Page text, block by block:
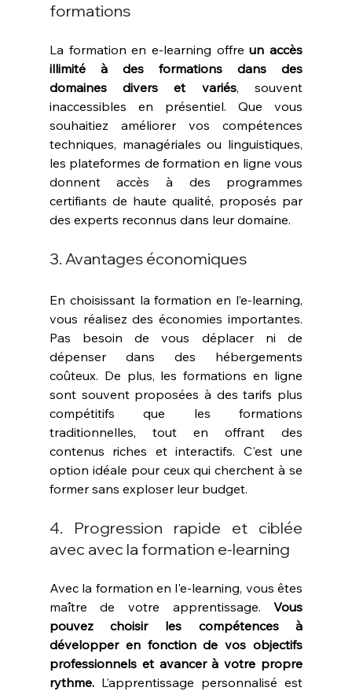
formations
La formation en e-learning offre un accès
illimité à des formations dans des
domaines divers et variés, souvent
inaccessibles en présentiel. Que vous
souhaitiez améliorer vos compétences
techniques, managériales ou linguistiques,
les plateformes de formation en ligne vous
donnent accès à des programmes
certifiants de haute qualité, proposés par
des experts reconnus dans leur domaine.
3. Avantages économiques
En choisissant la formation en l’e-learning,
vous réalisez des économies importantes.
Pas besoin de vous déplacer ni de
dépenser dans des hébergements
coûteux. De plus, les formations en ligne
sont souvent proposées à des tarifs plus
compétitifs que les formations
traditionnelles, tout en offrant des
contenus riches et interactifs. C'est une
option idéale pour ceux qui cherchent à se
former sans exploser leur budget.
4. Progression rapide et ciblée
avec avec la formation e-learning
Avec la formation en l'e-learning, vous êtes
maître de votre apprentissage. Vous
pouvez choisir les compétences à
développer en fonction de vos objectifs
professionnels et avancer à votre propre
rythme. L’apprentissage personnalisé est